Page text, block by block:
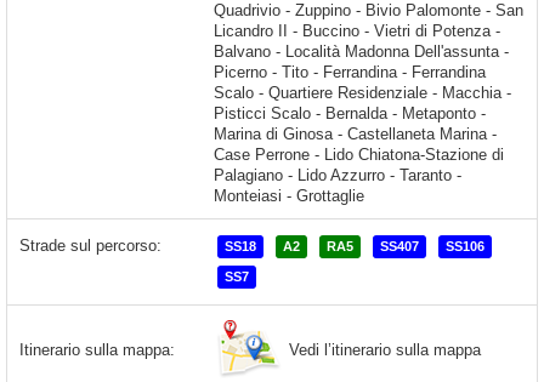
Quadrivio - Zuppino - Bivio Palomonte - San
Licandro II - Buccino - Vietri di Potenza -
Balvano - Località Madonna Dell'assunta -
Picerno - Tito - Ferrandina - Ferrandina
Scalo - Quartiere Residenziale - Macchia -
Pisticci Scalo - Bernalda - Metaponto -
Marina di Ginosa - Castellaneta Marina -
Case Perrone - Lido Chiatona-Stazione di
Palagiano - Lido Azzurro - Taranto -
Monteiasi - Grottaglie
Strade sul percorso: SS18 A2 RA5 SS407 SS106
SS7
Itinerario sulla mappa: Vedi l’itinerario sulla mappa